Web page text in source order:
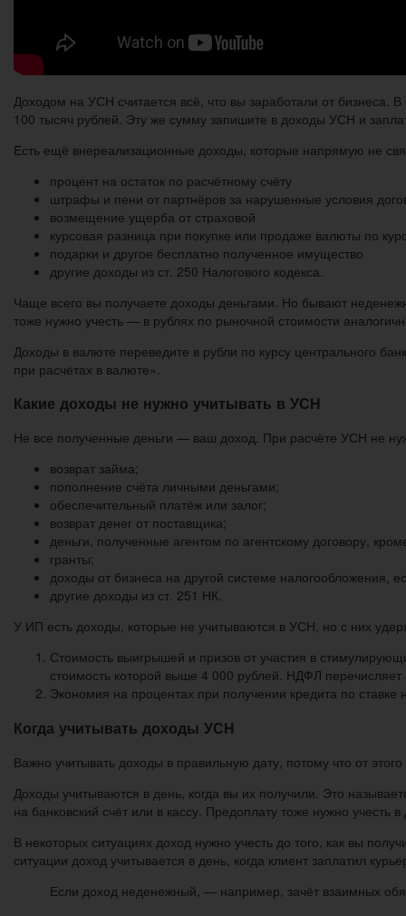
Доходом на УСН считается всё, что вы заработали от бизнеса.
100 тысяч рублей. Эту же сумму запишите в доходы УСН и
Есть ещё внереализационные доходы, которые напрямую не
процент на остаток по расчётному счёту
штрафы и пени от партнёров за нарушенные условия
возмещение ущерба от страховой
курсовая разница при покупке или продаже валюты по
подарки и другое бесплатно полученное имущество
другие доходы из ст. 250 Налогового кодекса.
Чаще всего вы получаете доходы деньгами. Но бывают
тоже нужно учесть — в рублях по рыночной стоимости
Доходы в валюте переведите в рубли по курсу центрального
при расчётах в валюте».
Какие доходы не нужно учитывать в УСН
Не все полученные деньги — ваш доход. При расчёте УСН не
возврат займа;
пополнение счёта личными деньгами;
обеспечительный платёж или залог;
возврат денег от поставщика;
деньги, полученные агентом по агентскому договору,
гранты;
доходы от бизнеса на другой системе
другие доходы из ст. 251 НК.
У ИП есть доходы, которые не учитываются в УСН, но с них
Стоимость выигрышей и призов от участия в
стоимость которой выше 4 000 рублей. НДФЛ
Экономия на процентах при получении кредита по
Когда учитывать доходы УСН
Важно учитывать доходы в правильную дату, потому что от этого
Доходы учитываются в день, когда вы их получили. Это
на банковский счёт или в кассу. Предоплату тоже нужно учесть
В некоторых ситуациях доход нужно учесть до того, как вы
ситуации доход учитывается в день, когда клиент заплатил
Если доход неденежный, — например, зачёт взаимных